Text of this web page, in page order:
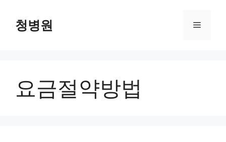
청병원 메
요금절약방법